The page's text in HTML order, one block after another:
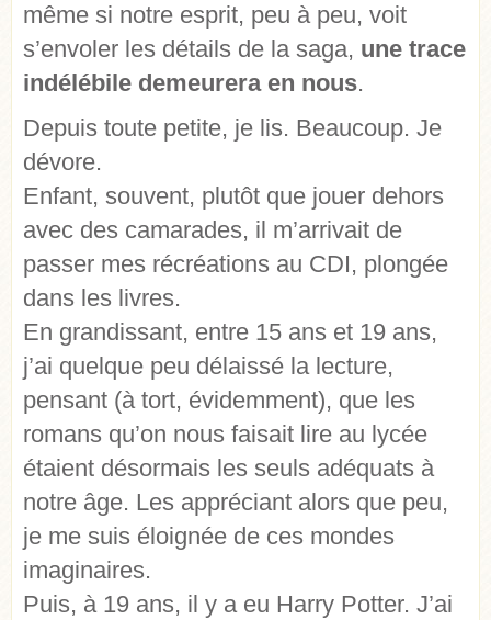
même si notre esprit, peu à peu, voit
s’envoler les détails de la saga, une trace
indélébile demeurera en nous.
Depuis toute petite, je lis. Beaucoup. Je
dévore.
Enfant, souvent, plutôt que jouer dehors
avec des camarades, il m’arrivait de
passer mes récréations au CDI, plongée
dans les livres.
En grandissant, entre 15 ans et 19 ans,
j’ai quelque peu délaissé la lecture,
pensant (à tort, évidemment), que les
romans qu’on nous faisait lire au lycée
étaient désormais les seuls adéquats à
notre âge. Les appréciant alors que peu,
je me suis éloignée de ces mondes
imaginaires.
Puis, à 19 ans, il y a eu Harry Potter. J’ai